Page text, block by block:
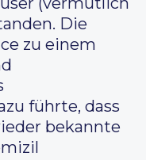
Die
zu einem
führte, dass
bekannte